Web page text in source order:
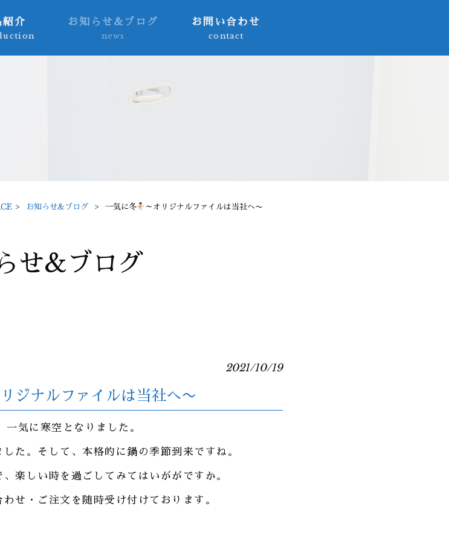
紹介 お知らせ&ブログ
news
お問い合わせ
contact
> お知らせ&ブログ > 一気に冬 ～オリジナルファイルは当社へ〜
せ&ブログ
2021/10/19
ジナルファイルは当社へ〜
気に寒空となりました。
た。そして、本格的に鍋の季節到来ですね。
楽しい時を過ごしてみてはいががですか。
せ・ご注文を随時受け付けております。